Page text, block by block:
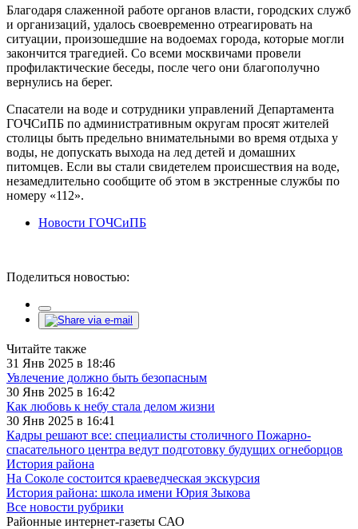
Благодаря слаженной работе органов власти, городских служб
и организаций, удалось своевременно отреагировать на
ситуации, произошедшие на водоемах города, которые могли
закончится трагедией. Со всеми москвичами провели
профилактические беседы, после чего они благополучно
вернулись на берег.
Спасатели на воде и сотрудники управлений Департамента
ГОЧСиПБ по административным округам просят жителей
столицы быть предельно внимательными во время отдыха у
воды, не допускать выхода на лед детей и домашних
питомцев. Если вы стали свидетелем происшествия на воде,
незамедлительно сообщите об этом в экстренные службы по
номеру «112».
Новости ГОЧСиПБ
Поделиться новостью:
Читайте также
31 Янв 2025 в 18:46
Увлечение должно быть безопасным
30 Янв 2025 в 16:42
Как любовь к небу стала делом жизни
30 Янв 2025 в 16:41
Кадры решают все: специалисты столичного Пожарно-
спасательного центра ведут подготовку будущих огнеборцов
История района
На Соколе состоится краеведческая экскурсия
История района: школа имени Юрия Зыкова
Все новости рубрики
Районные интернет-газеты САО